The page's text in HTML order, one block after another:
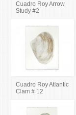
Cuadro Roy Arrow
Study #2
Cuadro Roy Atlantic
Clam # 12